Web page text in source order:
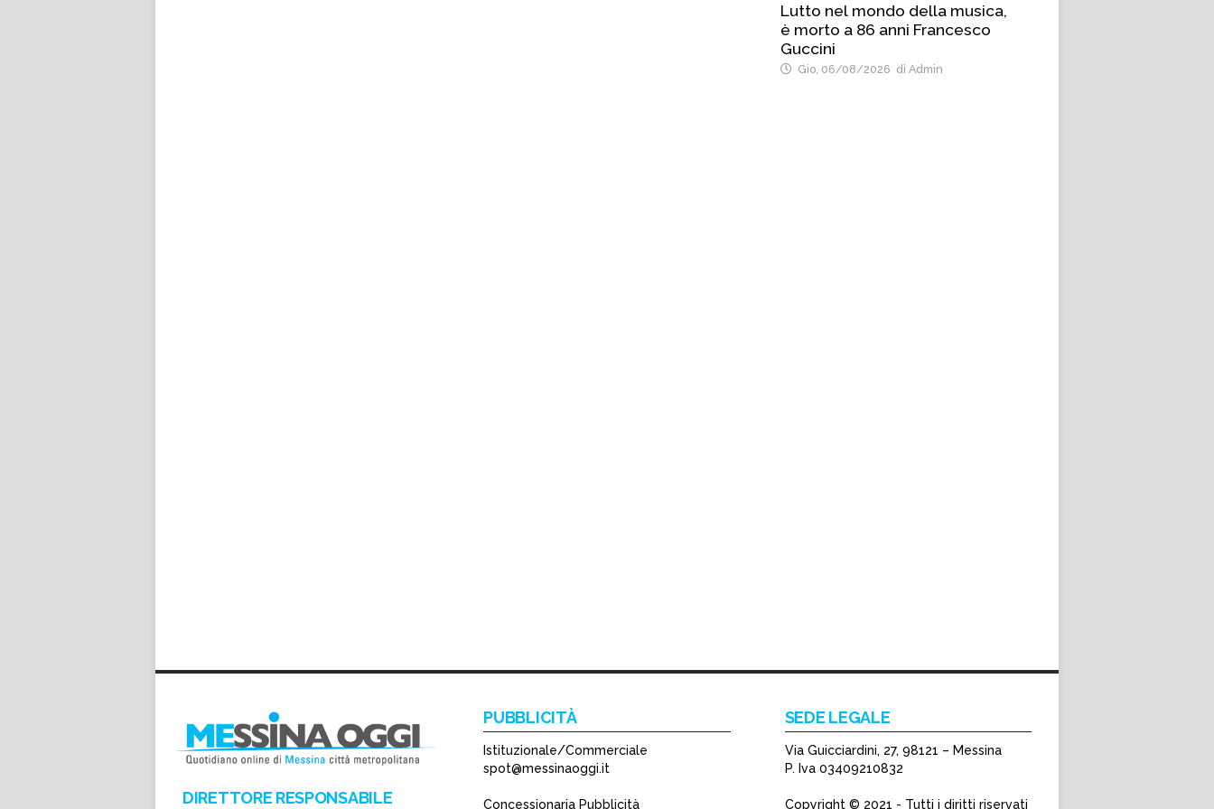
Lutto nel mondo della musica,
è morto a 86 anni Francesco
Guccini
Gio, 06/08/2026 di Admin
DIRETTORE RESPONSABILE
PUBBLICITÀ
Istituzionale/Commerciale
spot@messinaoggi.it
Concessionaria Pubblicità
SEDE LEGALE
Via Guicciardini, 27, 98121 – Messina
P. Iva 03409210832
Copyright © 2021 - Tutti i diritti riservati